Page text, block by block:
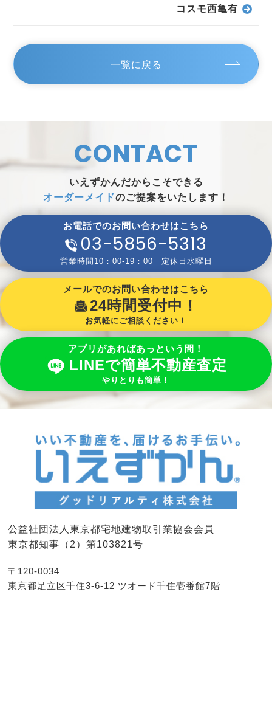
コスモ西亀有
一覧に戻る
CONTACT
いえずかんだからこそできる
オーダーメイドのご提案をいたします！
お電話でのお問い合わせはこちら
03-5856-5313
営業時間10：00-19：00 定休日水曜日
メールでのお問い合わせはこちら
24時間受付中！
お気軽にご相談ください！
アプリがあればあっという間！
LINEで簡単不動産査定
やりとりも簡単！
公益社団法人東京都宅地建物取引業協会会員
東京都知事（2）第103821号
〒120-0034
東京都足立区千住3-6-12 ツオード千住壱番館7階